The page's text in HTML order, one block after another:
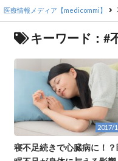
医療情報メディア【medicommi】
キーワード：#
2017/
寝不足続きで心臓病に！？